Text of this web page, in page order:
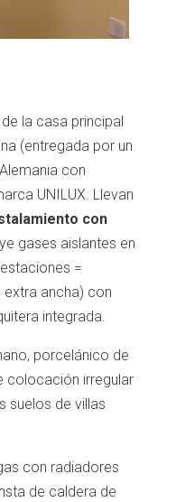
la casa principal
(entregada por un
con
UNILUX. Llevan
con
gases aislantes en
=
extra ancha) con
integrada.
porcelánico de
colocación irregular
suelos de villas
con radiadores
de caldera de